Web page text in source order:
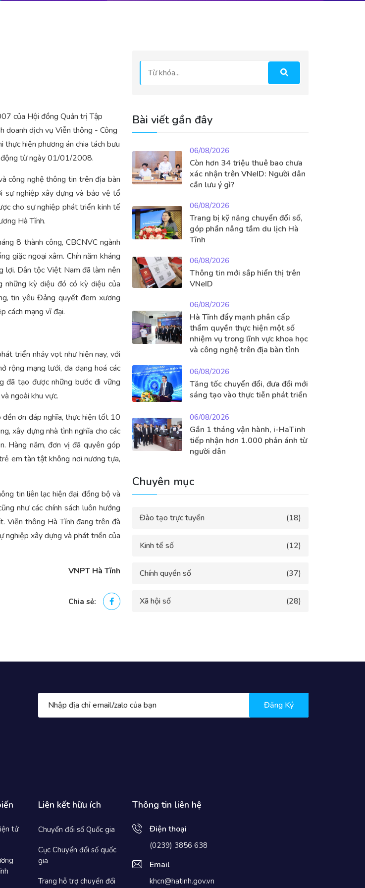
của Hội đồng Quản trị Tập
doanh dịch vụ Viễn thông - Công
thực hiện phương án chia tách bưu
động từ ngày 01/01/2008.
công nghệ thông tin trên địa bàn
sự nghiệp xây dựng và bảo vệ tổ
cho sự nghiệp phát triển kinh tế
Hà Tĩnh.
8 thành công, CBCNVC ngành
giặc ngoại xâm. Chín năm kháng
lợi. Dân tộc Việt Nam đã làm nên
kỳ diệu đó có kỳ diệu của
tin yêu Đảng quyết đem xương
cách mạng vĩ đại.
triển nhảy vọt như hiện nay, với
rộng mạng lưới, đa dạng hoá các
đã tạo được những bước đi vững
ngoài khu vực.
ơn đáp nghĩa, thực hiện tốt 10
xây dựng nhà tình nghĩa cho các
Hàng năm, đơn vị đã quyên góp
em tàn tật không nơi nương tựa,
tin liên lạc hiện đại, đồng bộ và
như các chính sách luôn hướng
Viễn thông Hà Tĩnh đang trên đà
nghiệp xây dựng và phát triển của
VNPT Hà Tĩnh
Chia sẻ:
Bài viết gần đây
06/08/2026
Còn hơn 34 triệu thuê bao chưa
xác nhận trên VNeID: Người dân
cần lưu ý gì?
06/08/2026
Trang bị kỹ năng chuyển đổi số,
góp phần nâng tầm du lịch Hà
Tĩnh
06/08/2026
Thông tin mới sắp hiển thị trên
VNeID
06/08/2026
Hà Tĩnh đẩy mạnh phân cấp
thẩm quyền thực hiện một số
nhiệm vụ trong lĩnh vực khoa học
và công nghệ trên địa bàn tỉnh
06/08/2026
Tăng tốc chuyển đổi, đưa đổi mới
sáng tạo vào thực tiễn phát triển
06/08/2026
Gần 1 tháng vận hành, i-HaTinh
tiếp nhận hơn 1.000 phản ánh từ
người dân
Chuyên mục
Đào tạo trực tuyến (18)
Kinh tế số (12)
Chính quyền số (37)
Xã hội số (28)
Đăng Ký
tử
Liên kết hữu ích
Chuyển đổi số Quốc gia
Cục Chuyển đổi số quốc
gia
Trang hỗ trợ chuyển đổi
Thông tin liên hệ
Điện thoại
(0239) 3856 638
Email
khcn@hatinh.gov.vn